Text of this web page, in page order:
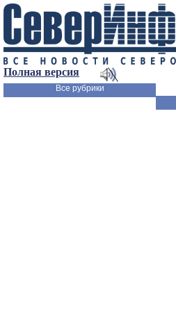
Полная версия
Все рубрики